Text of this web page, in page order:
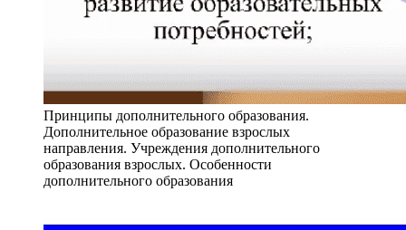
Принципы дополнительного образования.
Дополнительное образование взрослых
направления. Учреждения дополнительного
образования взрослых. Особенности
дополнительного образования